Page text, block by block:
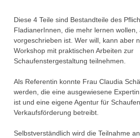
Diese 4 Teile sind Bestandteile des
FladianerInnen, die mehr lernen wollen,
vorgeschrieben ist. Wer will, kann aber
Workshop mit praktischen Arbeiten zur
Schaufenstergestaltung teilnehmen.
Als Referentin konnte Frau Claudia
werden, die eine ausgewiesene
ist und eine eigene Agentur für
Verkaufsförderung betreibt.
Selbstverständlich wird die Teilnahme